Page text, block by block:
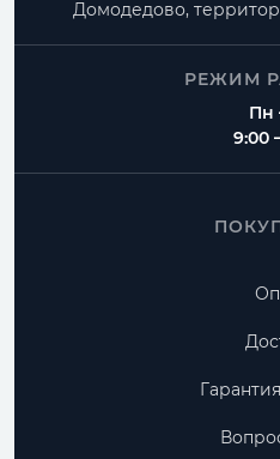
Домодедово,
РЕЖИМ
Пн
9:00